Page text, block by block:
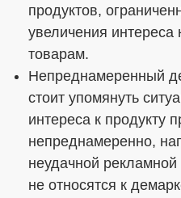
продуктов,
увеличения
товарам.
Непреднамеренный
стоит упомянуть
интереса к продукту
непреднамеренно,
неудачной
не относятся к